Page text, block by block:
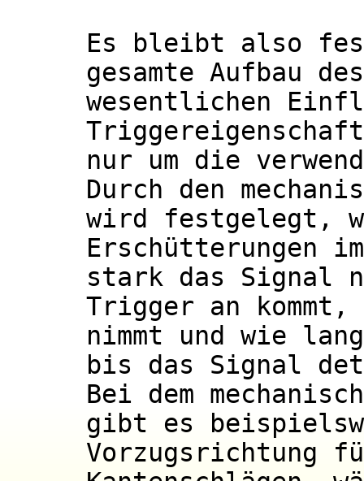
Es bleibt also
gesamte Aufbau
wesentlichen
nur um die
Durch den
wird festgelegt,
Erschütterungen
stark das Signal
Trigger an kommt,
nimmt und wie
bis das Signal
Bei dem
gibt es
Vorzugsrichtung